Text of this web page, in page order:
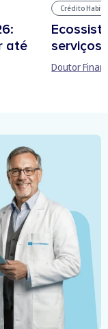
até
Crédito
serviços
Doutor